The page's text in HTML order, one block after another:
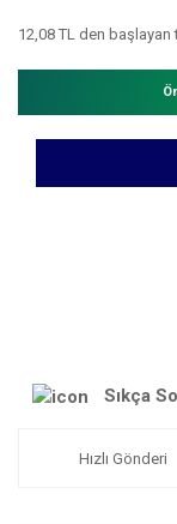
12,08 TL den başlayan
Sıkça
Hızlı Gönderi